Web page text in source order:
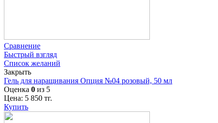
Сравнение
Быстрый взгляд
Список желаний
Закрыть
Гель для наращивания Опция №04 розовый, 50 мл
Оценка 0 из 5
Цена: 5 850 тг.
Купить